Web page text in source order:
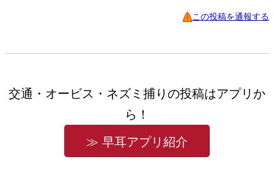
この投稿を通報する
交通・オービス・ネズミ捕りの投稿はアプリか
ら！
≫ 早耳アプリ紹介